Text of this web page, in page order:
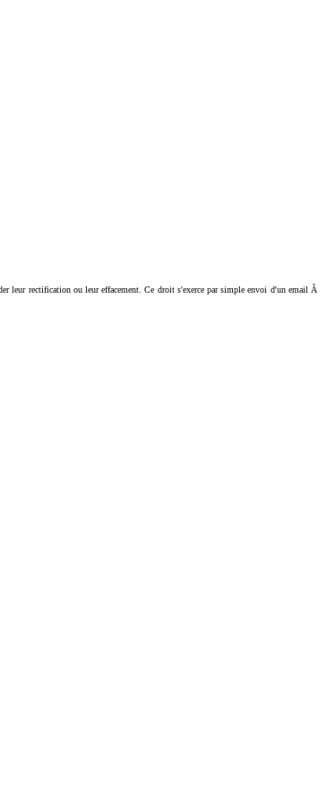
rectification ou leur effacement. Ce droit s'exerce par simple envoi d'un email Ã